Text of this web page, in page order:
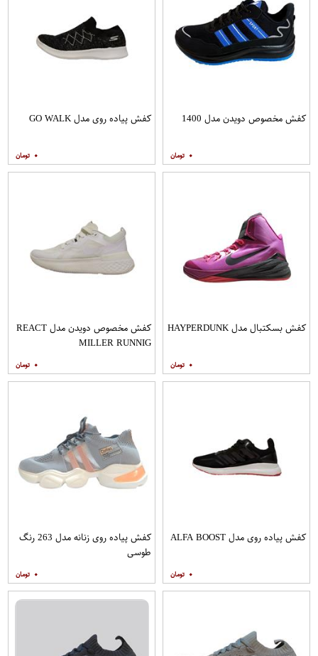
کفش مخصوص دویدن مدل 1400
۰
کفش پیاده روی مدل GO WALK
۰
کفش بسکتبال مدل HAYPERDUNK
۰
کفش مخصوص دویدن مدل REACT
MILLER RUNNIG
۰
کفش پیاده روی مدل ALFA BOOST
۰
کفش پیاده روی زنانه مدل 263 رنگ
طوسی
۰